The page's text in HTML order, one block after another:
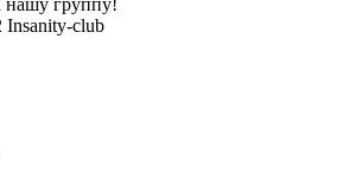
Insanity-club